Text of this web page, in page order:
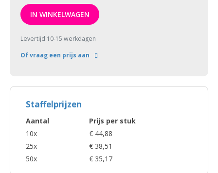
IN WINKELWAGEN
Levertijd 10-15 werkdagen
Of vraag een prijs aan
Staffelprijzen
Aantal
Prijs per stuk
10x
€ 44,88
25x
€ 38,51
50x
€ 35,17